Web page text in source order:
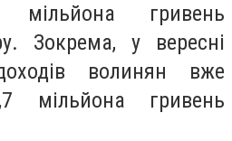
мільйона гривень
Зокрема, у вересні
волинян вже
мільйона гривень